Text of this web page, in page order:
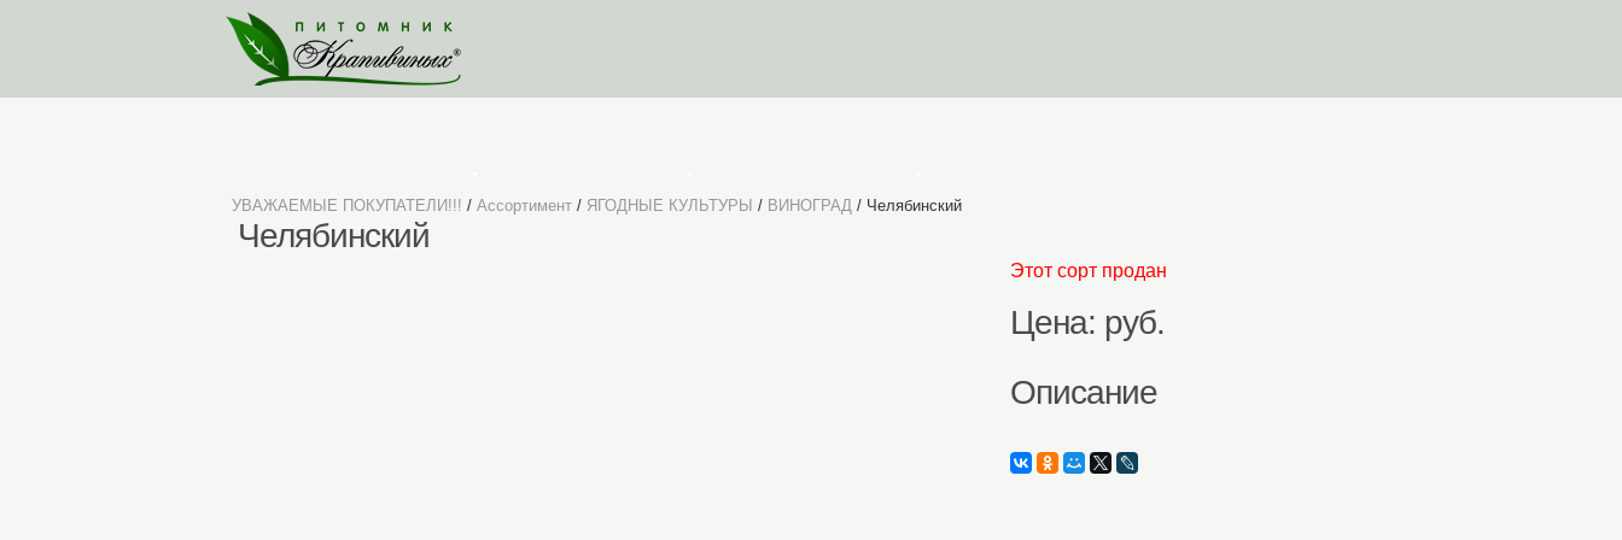
УВАЖАЕМЫЕ ПОКУПАТЕЛИ!!! / Ассортимент / ЯГОДНЫЕ КУЛЬТУРЫ / ВИНОГРАД / Челябинский
Челябинский
Этот сорт продан
Цена: руб.
Описание